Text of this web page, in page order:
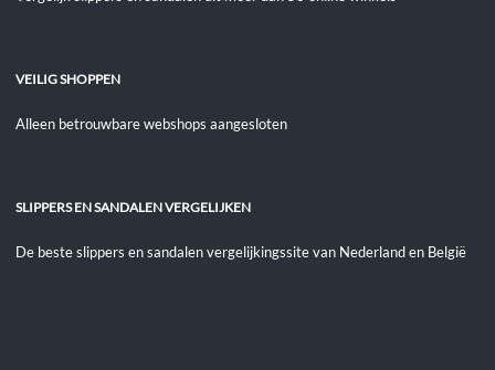
VEILIG SHOPPEN
Alleen betrouwbare webshops aangesloten
SLIPPERS EN SANDALEN VERGELIJKEN
De beste slippers en sandalen vergelijkingssite van Nederland en België